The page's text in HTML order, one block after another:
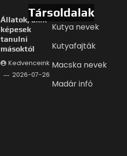
Állatok, akik
képesek
tanulni
másoktól
Kedvenceink
2026-07-26
Társoldalak
Kutya nevek
Kutyafajták
Macska nevek
Madár infó